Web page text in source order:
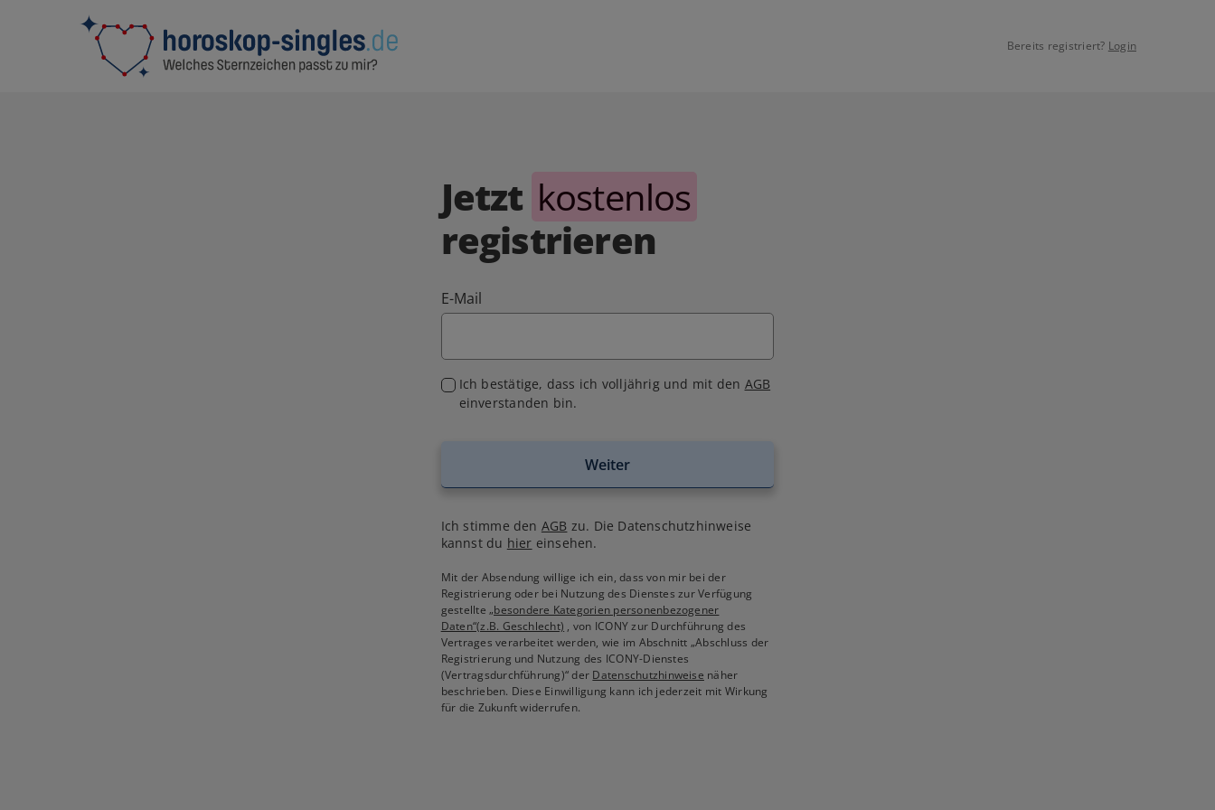
Bereits registriert? Login
Jetzt kostenlos
registrieren
E-Mail
Ich bestätige, dass ich volljährig und mit den AGB
einverstanden bin.
Weiter
Ich stimme den AGB zu. Die Datenschutzhinweise
kannst du hier einsehen.
Mit der Absendung willige ich ein, dass von mir bei der
Registrierung oder bei Nutzung des Dienstes zur Verfügung
gestellte„besondere Kategorien personenbezogener
Daten“(z.B. Geschlecht) , von ICONY zur Durchführung des
Vertrages verarbeitet werden, wie im Abschnitt „Abschluss der
Registrierung und Nutzung des ICONY-Dienstes
(Vertragsdurchführung)“ der Datenschutzhinweise näher
beschrieben. Diese Einwilligung kann ich jederzeit mit Wirkung
für die Zukunft widerrufen.